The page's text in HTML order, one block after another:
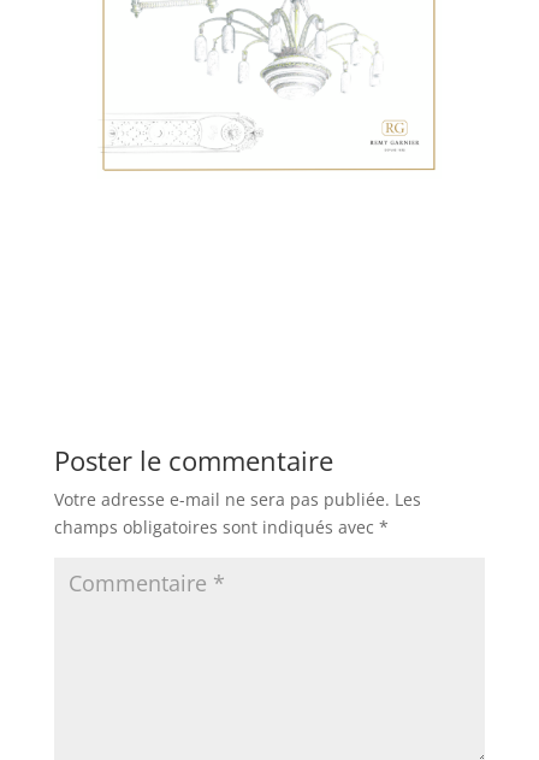
Poster le commentaire
Votre adresse e-mail ne sera pas publiée. Les
champs obligatoires sont indiqués avec *